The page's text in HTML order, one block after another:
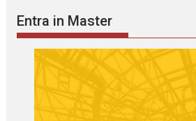
Entra in Master